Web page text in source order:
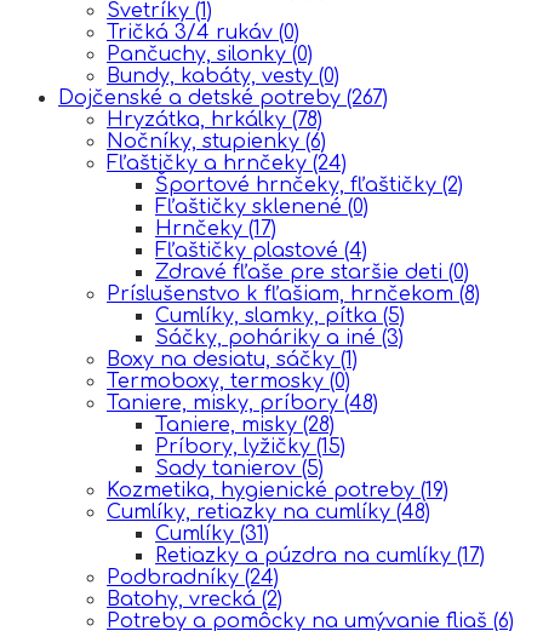
Svetríky (1)
Tričká 3/4 rukáv (0)
Pančuchy, silonky (0)
Bundy, kabáty, vesty (0)
Dojčenské a detské potreby (267)
Hryzátka, hrkálky (78)
Nočníky, stupienky (6)
Fľaštičky a hrnčeky (24)
Športové hrnčeky, fľaštičky (2)
Fľaštičky sklenené (0)
Hrnčeky (17)
Fľaštičky plastové (4)
Zdravé fľaše pre staršie deti (0)
Príslušenstvo k fľašiam, hrnčekom (8)
Cumlíky, slamky, pítka (5)
Sáčky, poháriky a iné (3)
Boxy na desiatu, sáčky (1)
Termoboxy, termosky (0)
Taniere, misky, príbory (48)
Taniere, misky (28)
Príbory, lyžičky (15)
Sady tanierov (5)
Kozmetika, hygienické potreby (19)
Cumlíky, retiazky na cumlíky (48)
Cumlíky (31)
Retiazky a púzdra na cumlíky (17)
Podbradníky (24)
Batohy, vrecká (2)
Potreby a pomôcky na umývanie fliaš (6)